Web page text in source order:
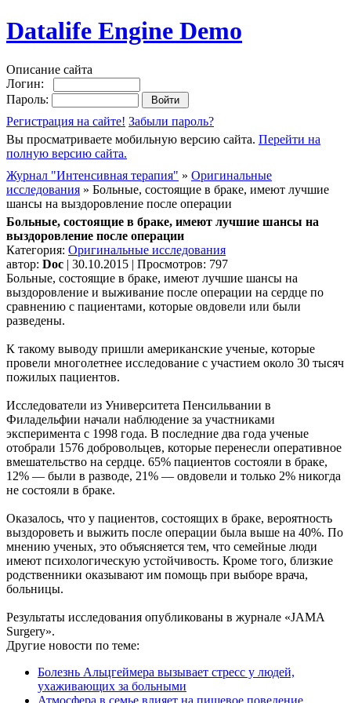
Datalife Engine Demo
Описание сайта
Логин:
Пароль:
Регистрация на сайте! Забыли пароль?
Вы просматриваете мобильную версию сайта. Перейти на
полную версию сайта.
Журнал "Интенсивная терапия" » Оригинальные
исследования » Больные, состоящие в браке, имеют лучшие
шансы на выздоровление после операции
Больные, состоящие в браке, имеют лучшие шансы на
выздоровление после операции
Категория: Оригинальные исследования
автор: Doc | 30.10.2015 | Просмотров: 797
Больные, состоящие в браке, имеют лучшие шансы на
выздоровление и выживание после операции на сердце по
сравнению с пациентами, которые овдовели или были
разведены.
К такому выводу пришли американские ученые, которые
провели многолетнее исследование с участием около 30 тысяч
пожилых пациентов.
Исследователи из Университета Пенсильвании в
Филадельфии начали наблюдение за участниками
эксперимента с 1998 года. В последние два года ученые
отобрали 1576 добровольцев, которые перенесли оперативное
вмешательство на сердце. 65% пациентов состояли в браке,
12% — были в разводе, 21% — овдовели и только 2% никогда
не состояли в браке.
Оказалось, что у пациентов, состоящих в браке, вероятность
выздороветь и выжить после операции была выше на 40%. По
мнению ученых, это объясняется тем, что семейные люди
имеют психологическую устойчивость. Кроме того, близкие
родственники оказывают им помощь при выборе врача,
больницы.
Результаты исследования опубликованы в журнале «JAMA
Surgery».
Другие новости по теме:
Болезнь Альцгеймера вызывает стресс у людей,
ухаживающих за больными
Атмосфера в семье влияет на пищевое поведение